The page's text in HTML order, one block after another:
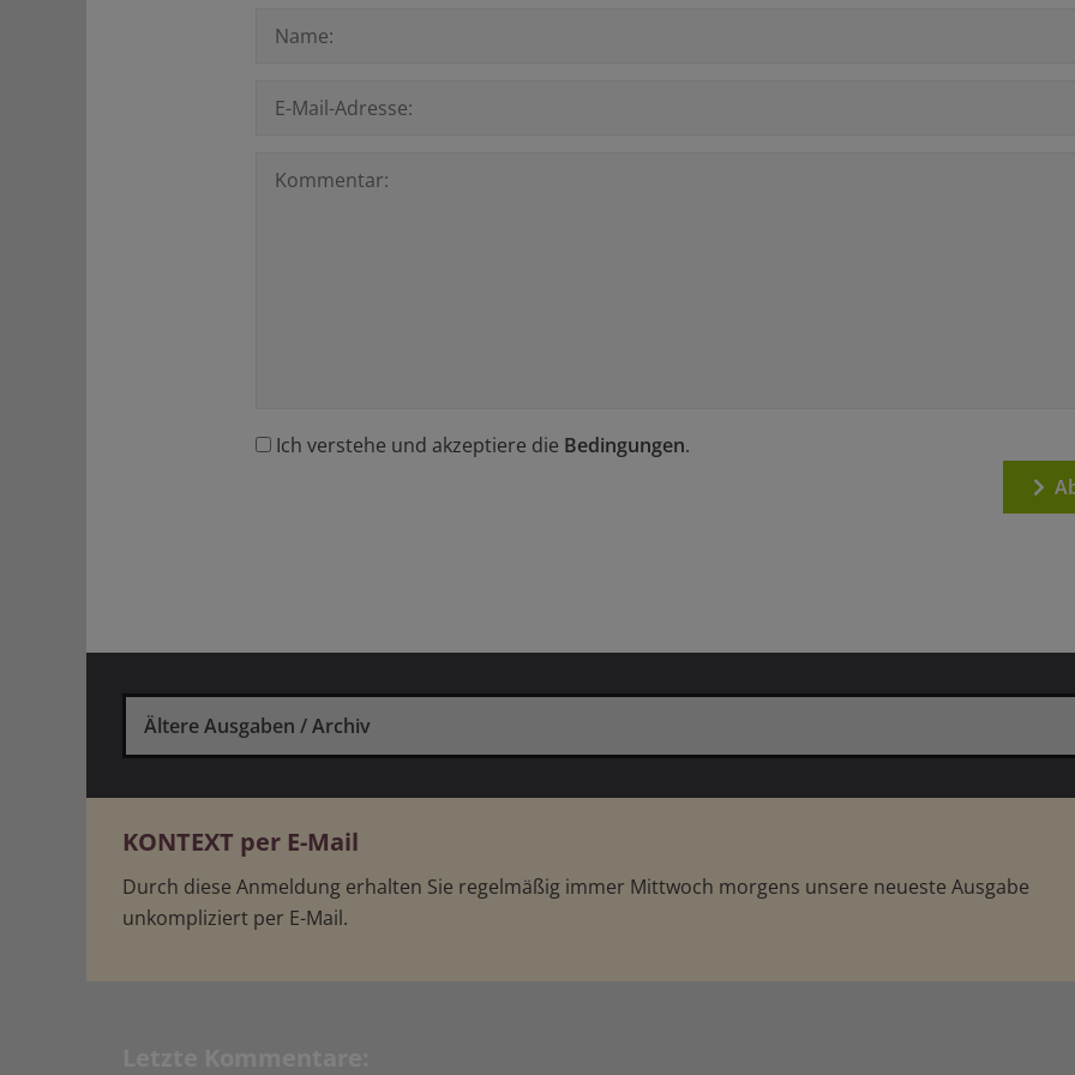
Ich verstehe und akzeptiere die Bedingungen.
Ältere Ausgaben / Archiv
KONTEXT per E-Mail
Durch diese Anmeldung erhalten Sie regelmäßig immer Mittwoch morgens unsere neueste Ausgabe
unkompliziert per E-Mail.